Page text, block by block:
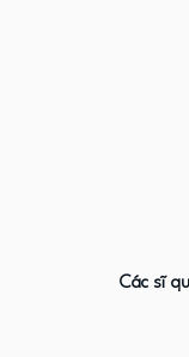
Các sĩ